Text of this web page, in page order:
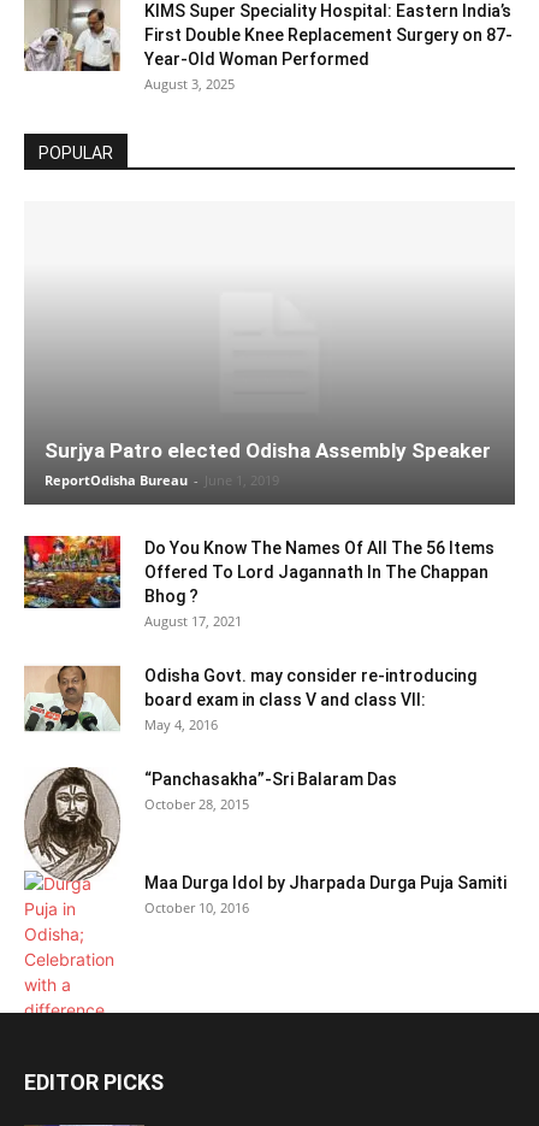
KIMS Super Speciality Hospital: Eastern India’s
First Double Knee Replacement Surgery on 87-
Year-Old Woman Performed
August 3, 2025
POPULAR
Surjya Patro elected Odisha Assembly Speaker
ReportOdisha Bureau - June 1, 2019
Do You Know The Names Of All The 56 Items
Offered To Lord Jagannath In The Chappan
Bhog ?
August 17, 2021
Odisha Govt. may consider re-introducing
board exam in class V and class VII:
May 4, 2016
“Panchasakha”-Sri Balaram Das
October 28, 2015
Maa Durga Idol by Jharpada Durga Puja Samiti
October 10, 2016
EDITOR PICKS